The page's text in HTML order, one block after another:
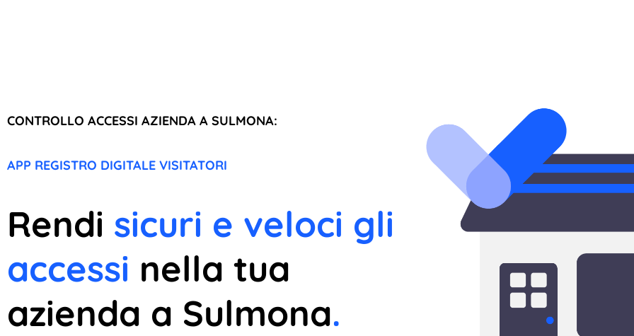
CONTROLLO ACCESSI AZIENDA A SULMONA:
APP REGISTRO DIGITALE VISITATORI
Rendi sicuri e veloci gli
accessi nella tua
azienda a Sulmona.